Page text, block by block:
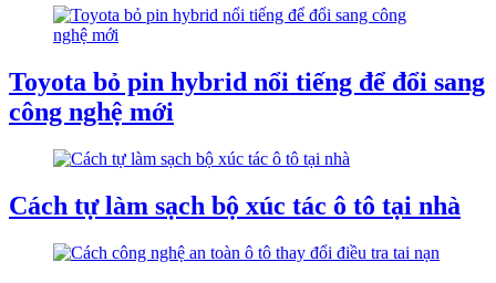
Toyota bỏ pin hybrid nổi tiếng để đổi sang
công nghệ mới
Cách tự làm sạch bộ xúc tác ô tô tại nhà